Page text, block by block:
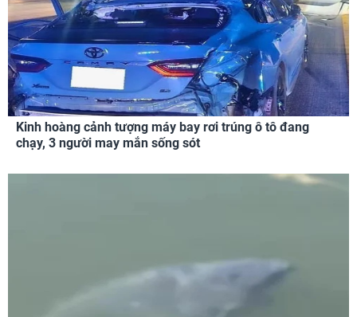
Kinh hoàng cảnh tượng máy bay rơi trúng ô tô đang
chạy, 3 người may mắn sống sót